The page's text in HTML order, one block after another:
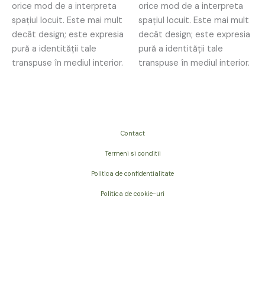
orice mod de a interpreta
spațiul locuit. Este mai mult
decât design; este expresia
pură a identității tale
transpuse în mediul interior.
orice mod de a interpreta
spațiul locuit. Este mai mult
decât design; este expresia
pură a identității tale
transpuse în mediul interior.
Contact
Termeni si conditii
Politica de confidentialitate
Politica de cookie-uri